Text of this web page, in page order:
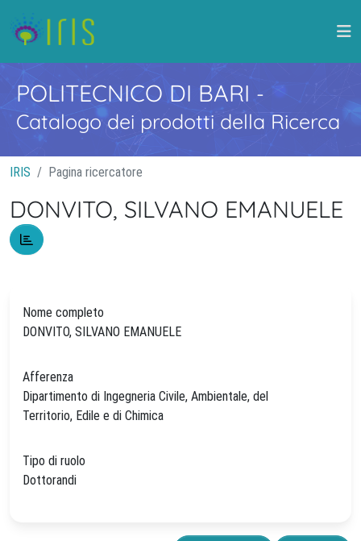
POLITECNICO DI BARI -
Catalogo dei prodotti della Ricerca
IRIS Pagina ricercatore
DONVITO, SILVANO EMANUELE
Nome completo
DONVITO, SILVANO EMANUELE
Afferenza
Dipartimento di Ingegneria Civile, Ambientale, del
Territorio, Edile e di Chimica
Tipo di ruolo
Dottorandi